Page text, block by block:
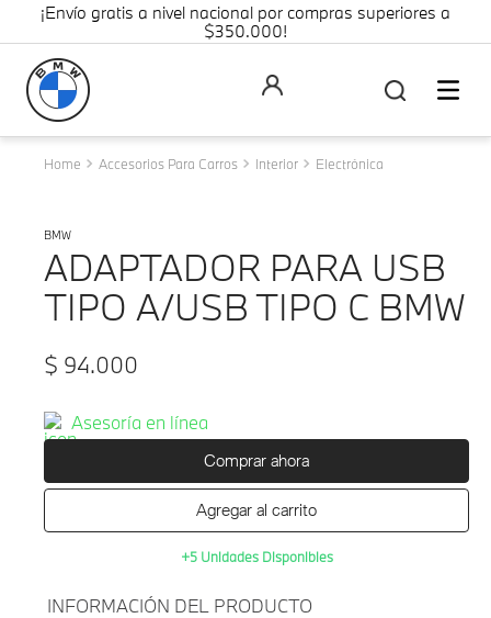
¡Envío gratis a nivel nacional por compras superiores a
$350.000!
Accesorios Para Carros Interior Electrónica
BMW
ADAPTADOR PARA USB
TIPO A/USB TIPO C BMW
$ 94.000
Asesoría en línea
Comprar ahora
Agregar al carrito
+5 Unidades Disponibles
INFORMACIÓN DEL PRODUCTO